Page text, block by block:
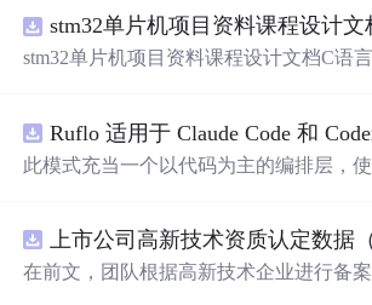
stm32单片机项目资料课程设计文档C语
此模式充当一个以代码为主的编排层，使
上市公司高新技术资质认定数据
在前文，团队根据高新技术企业进行备